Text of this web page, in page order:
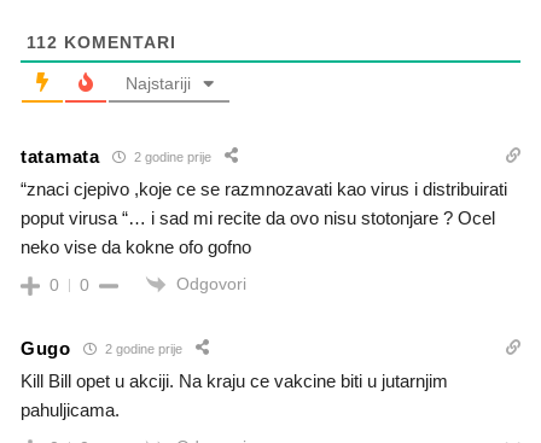
112 KOMENTARI
Najstariji
tatamata 2 godine prije
“znaci cjepivo ,koje ce se razmnozavati kao virus i distribuirati
poput virusa “… i sad mi recite da ovo nisu stotonjare ? Ocel
neko vise da kokne ofo gofno
0 0 Odgovori
Gugo 2 godine prije
Kill Bill opet u akciji. Na kraju ce vakcine biti u jutarnjim
pahuljicama.